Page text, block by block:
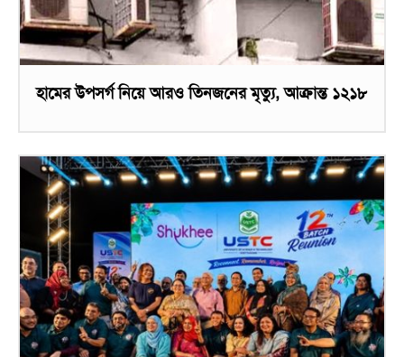
হামের উপসর্গ নিয়ে আরও তিনজনের মৃত্যু, আক্রান্ত ১২১৮